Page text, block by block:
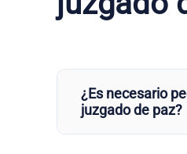
¿Es necesario
juzgado de paz?